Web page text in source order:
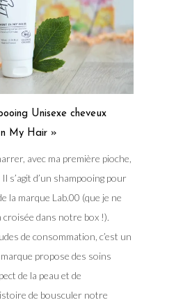
Unisexe cheveux
My Hair »
avec ma première pioche,
s’agit d’un shampooing pour
la marque Lab.00 (que je ne
croisée dans notre box !).
de consommation, c’est un
propose des soins
de la peau et de
de bousculer notre